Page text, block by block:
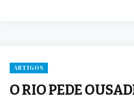
ARTIGOS
O RIO PEDE